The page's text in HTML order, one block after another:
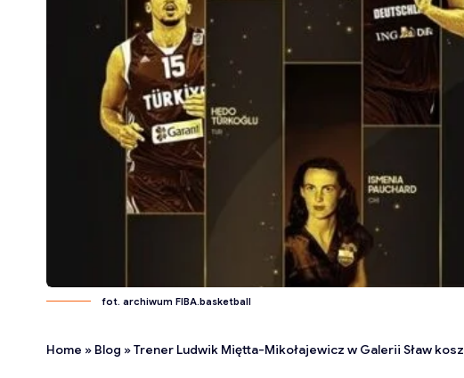
fot. archiwum FIBA.basketball
Home » Blog »Trener Ludwik Miętta-Mikołajewicz w Galerii Sław